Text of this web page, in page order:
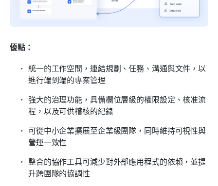
優點：
統一的工作空間，連結規劃、任務、溝通與文件，以
進行端到端的專案管理
強大的治理功能，具備欄位層級的權限設定、核准流
程，以及可供稽核的紀錄
可從中小企業擴展至企業級團隊，同時維持可視性與
營運一致性
整合的協作工具可減少對外部應用程式的依賴，並提
升跨團隊的協調性